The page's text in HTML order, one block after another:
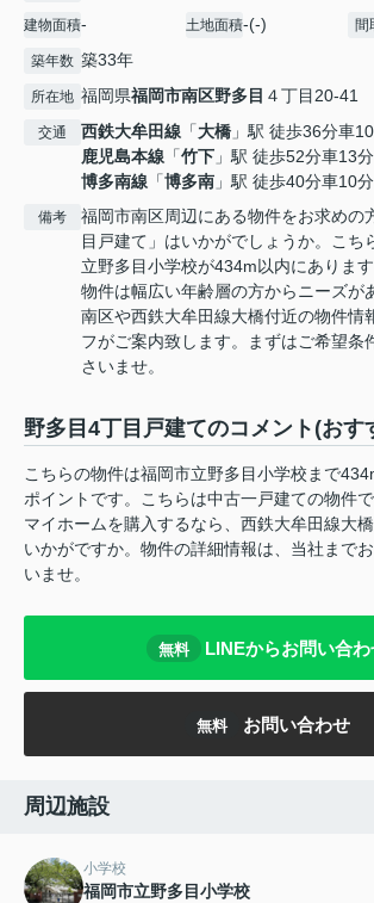
建物面積- 土地面積-(-) 間
築年数 築33年
所在地 福岡県福岡市南区野多目 ４丁目20-41
交通 西鉄大牟田線 「大橋 」駅 徒歩36分車
鹿児島本線 「竹下 」駅 徒歩52分車13
博多南線 「博多南 」駅 徒歩40分車10
備考
福岡市南区周辺にある物件をお求めの
目戸建て」はいかがでしょうか。こち
立野多目小学校が434m以内にありま
物件は幅広い年齢層の方からニーズが
南区や西鉄大牟田線大橋付近の物件情
フがご案内致します。まずはご希望条
さいませ。
野多目4丁目戸建てのコメント(おす
こちらの物件は福岡市立野多目小学校まで
ポイントです。こちらは中古一戸建ての物件
マイホームを購入するなら、西鉄大牟田線大
いかがですか。物件の詳細情報は、当社まで
いませ。
無料 LINEからお問い合わ
無料 お問い合わせ
周辺施設
小学校
福岡市立野多目小学校